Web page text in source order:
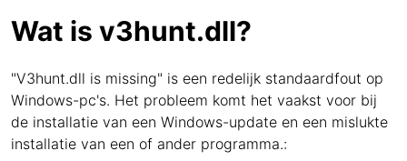
Wat is v3hunt.dll?
"V3hunt.dll is missing" is een redelijk standaardfout op
Windows-pc's. Het probleem komt het vaakst voor bij
de installatie van een Windows-update en een mislukte
installatie van een of ander programma.: